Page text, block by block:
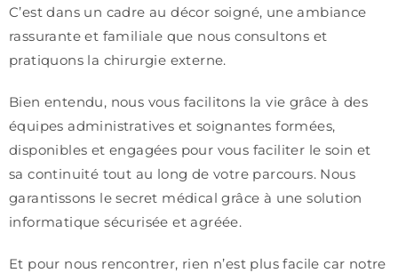
C’est dans un cadre au décor soigné, une ambiance
rassurante et familiale que nous consultons et
pratiquons la chirurgie externe.
Bien entendu, nous vous facilitons la vie grâce à des
équipes administratives et soignantes formées,
disponibles et engagées pour vous faciliter le soin et
sa continuité tout au long de votre parcours. Nous
garantissons le secret médical grâce à une solution
informatique sécurisée et agréée.
Et pour nous rencontrer, rien n’est plus facile car notre